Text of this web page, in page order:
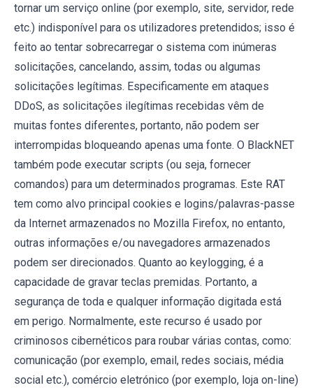
tornar um serviço online (por exemplo, site, servidor, rede
etc.) indisponível para os utilizadores pretendidos; isso é
feito ao tentar sobrecarregar o sistema com inúmeras
solicitações, cancelando, assim, todas ou algumas
solicitações legítimas. Especificamente em ataques
DDoS, as solicitações ilegítimas recebidas vêm de
muitas fontes diferentes, portanto, não podem ser
interrompidas bloqueando apenas uma fonte. O BlackNET
também pode executar scripts (ou seja, fornecer
comandos) para um determinados programas. Este RAT
tem como alvo principal cookies e logins/palavras-passe
da Internet armazenados no Mozilla Firefox, no entanto,
outras informações e/ou navegadores armazenados
podem ser direcionados. Quanto ao keylogging, é a
capacidade de gravar teclas premidas. Portanto, a
segurança de toda e qualquer informação digitada está
em perigo. Normalmente, este recurso é usado por
criminosos cibernéticos para roubar várias contas, como:
comunicação (por exemplo, email, redes sociais, média
social etc.), comércio eletrónico (por exemplo, loja on-line)